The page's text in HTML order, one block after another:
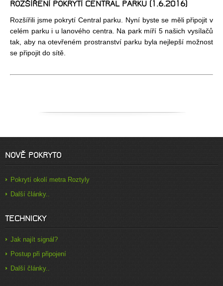
ROZŠÍŘENÍ POKRYTÍ CENTRAL PARKU (1.6.2016)
Rozšířili jsme pokrytí Central parku. Nyní byste se měli připojit v
celém parku i u lanového centra. Na park míří 5 našich vysílačů
tak, aby na otevřeném prostranství parku byla nejlepší možnost
se připojit do sítě.
NOVĚ POKRYTO
Pokrytí okolí metra Roztyly
Další články..
TECHNICKY
Jak najít signál?
Postup při připojení
Další články..